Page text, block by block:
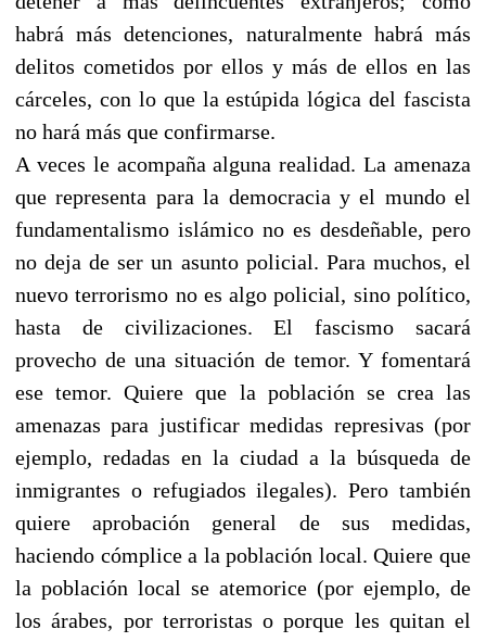
habrá más detenciones, naturalmente habrá más
delitos cometidos por ellos y más de ellos en las
cárceles, con lo que la estúpida lógica del fascista
no hará más que confirmarse.
A veces le acompaña alguna realidad. La amenaza
que representa para la democracia y el mundo el
fundamentalismo islámico no es desdeñable, pero
no deja de ser un asunto policial. Para muchos, el
nuevo terrorismo no es algo policial, sino político,
hasta de civilizaciones. El fascismo sacará
provecho de una situación de temor. Y fomentará
ese temor. Quiere que la población se crea las
amenazas para justificar medidas represivas (por
ejemplo, redadas en la ciudad a la búsqueda de
inmigrantes o refugiados ilegales). Pero también
quiere aprobación general de sus medidas,
haciendo cómplice a la población local. Quiere que
la población local se atemorice (por ejemplo, de
los árabes, por terroristas o porque les quitan el